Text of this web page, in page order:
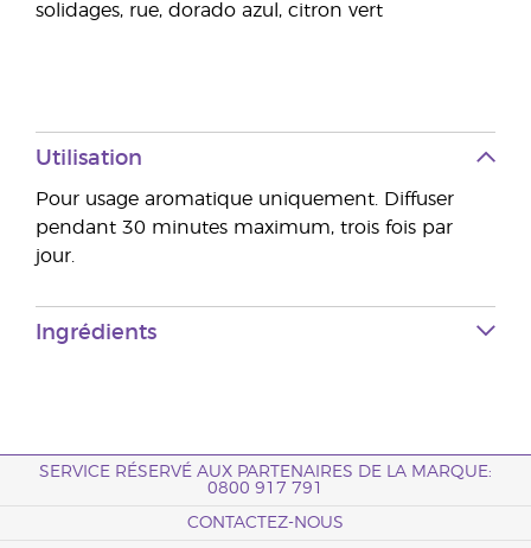
solidages, rue, dorado azul, citron vert
Utilisation
Pour usage aromatique uniquement. Diffuser
pendant 30 minutes maximum, trois fois par
jour.
Ingrédients
SERVICE RÉSERVÉ AUX PARTENAIRES DE LA MARQUE:
0800 917 791
CONTACTEZ-NOUS